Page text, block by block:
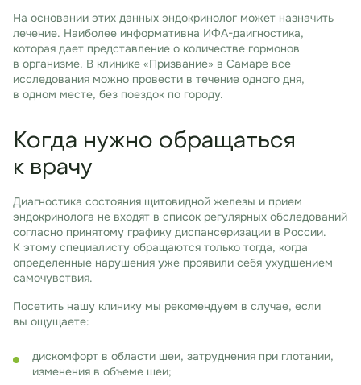
На основании этих данных эндокринолог может назначить
лечение. Наиболее информативна ИФА-даигностика,
которая дает представление о количестве гормонов
в организме. В клинике «Призвание» в Самаре все
исследования можно провести в течение одного дня,
в одном месте, без поездок по городу.
Когда нужно обращаться
к врачу
Диагностика состояния щитовидной железы и прием
эндокринолога не входят в список регулярных обследований
согласно принятому графику диспансеризации в России.
К этому специалисту обращаются только тогда, когда
определенные нарушения уже проявили себя ухудшением
самочувствия.
Посетить нашу клинику мы рекомендуем в случае, если
вы ощущаете:
дискомфорт в области шеи, затруднения при глотании,
изменения в объеме шеи;